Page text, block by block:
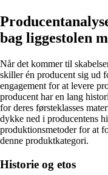
bag liggestolen
Når det kommer til
skiller én producent sig ud
engagement for at levere
producent har en lang
for deres førsteklasses
dykke ned i producentens
produktionsmetoder for at
denne produktkategori.
Historie og etos